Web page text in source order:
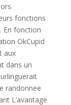
fonctions
En fonction
OkCupid
aux
dans un
randonnee
L’avantage